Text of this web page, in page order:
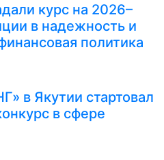
курс на 2026–
в надежность и
политика
в Якутии стартовал
в сфере